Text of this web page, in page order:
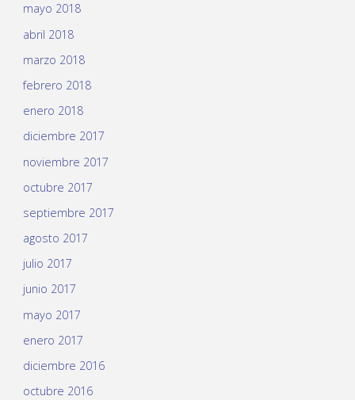
mayo 2018
abril 2018
marzo 2018
febrero 2018
enero 2018
diciembre 2017
noviembre 2017
octubre 2017
septiembre 2017
agosto 2017
julio 2017
junio 2017
mayo 2017
enero 2017
diciembre 2016
octubre 2016